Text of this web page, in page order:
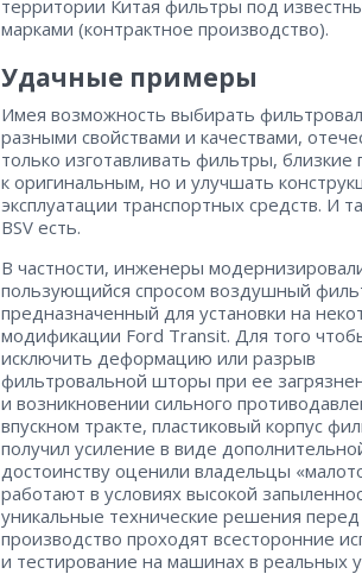
территории Китая фильтры под
марками (контрактное производство).
Удачные примеры
Имея возможность выбирать
разными свойствами и качествами,
только изготавливать фильтры, близкие
к оригинальным, но и улучшать
эксплуатации транспортных средств. И
BSV есть.
В частности, инженеры
пользующийся спросом воздушный
предназначенный для установки на
модификации Ford Transit. Для того
исключить деформацию или разрыв
фильтровальной шторы при ее
и возникновении сильного
впускном тракте, пластиковый корпус
получил усиление в виде
достоинству оценили владельцы
работают в условиях высокой
уникальные технические решения
производство проходят всесторонние
и тестирование на машинах в реальных